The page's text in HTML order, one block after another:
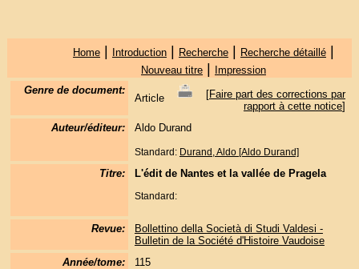
Home| Introduction| Recherche| Recherche détaillé|
Nouveau titre|
Impression
Genre de document:
Article [Faire part des corrections par
rapport à cette notice]
Auteur/éditeur:
Aldo Durand
Standard: Durand, Aldo [Aldo Durand]
Titre: L'édit de Nantes et la vallée de Pragela
Standard:
Revue:
Bollettino della Società di Studi Valdesi -
Bulletin de la Société d'Histoire Vaudoise
Année/tome:
115